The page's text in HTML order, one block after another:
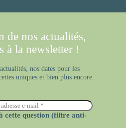
de nos actualités,
à la newsletter !
nos dates pour les
uniques et bien plus encore
cette question (filtre anti-